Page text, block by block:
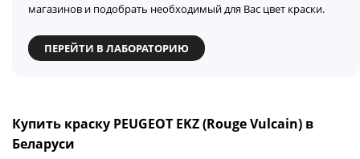
магазинов и подобрать необходимый для Вас цвет краски.
ПЕРЕЙТИ В ЛАБОРАТОРИЮ
Купить краску PEUGEOT EKZ (Rouge Vulcain) в
Беларуси